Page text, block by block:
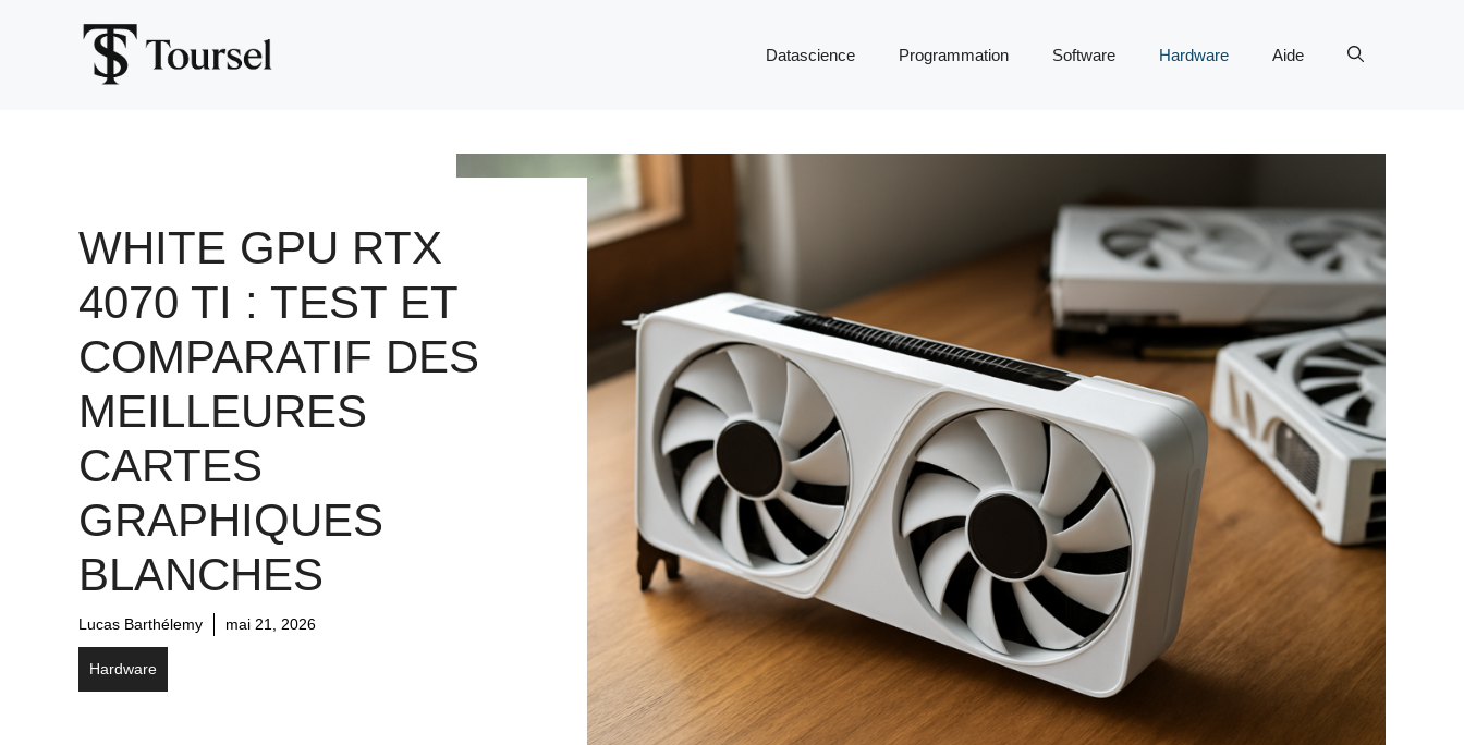
Datascience Programmation Software Hardware Aide
WHITE GPU RTX
4070 TI : TEST ET
COMPARATIF DES
MEILLEURES
CARTES
GRAPHIQUES
BLANCHES
Lucas Barthélemy mai 21, 2026
Hardware